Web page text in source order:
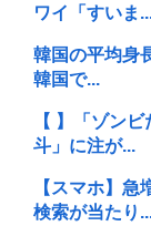
ワイ「すいま
韓国の平均身
韓国で...
【 】「ゾン
斗」に注が...
【スマホ】
検索が当たり